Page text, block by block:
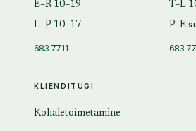
KLIENDITUGI
Kohaletoimetamine
E–R 10–19
L–P 10–17
683 7711
T–L
P–E
683